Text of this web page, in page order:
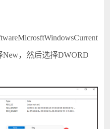
，然后选择DWORD